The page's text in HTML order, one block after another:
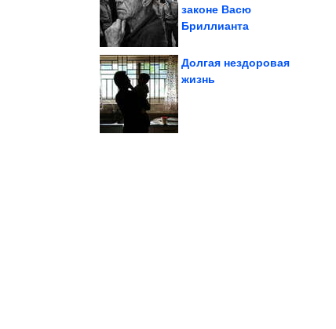
Как cкрыть дачный
законе Васю
Бриллианта
Долгая нездоровая
жизнь